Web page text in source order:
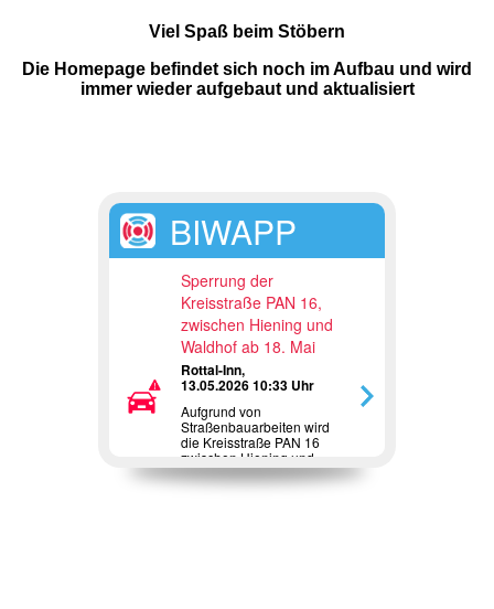
Viel Spaß beim Stöbern
Die Homepage befindet sich noch im Aufbau und wird
immer wieder aufgebaut und aktualisiert